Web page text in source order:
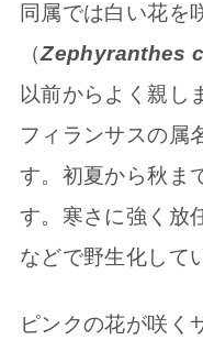
同属では白い花を
（Zephyranthes
以前からよく親し
フィランサスの属
す。初夏から秋ま
す。寒さに強く放
などで野生化して
ピンクの花が咲く